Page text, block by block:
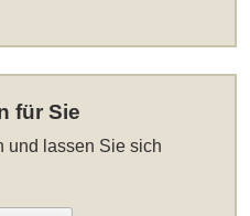
für Sie
und lassen Sie sich